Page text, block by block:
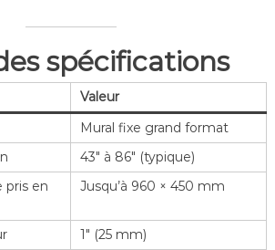
spécifications
Valeur
Mural fixe grand format
43″ à 86″ (typique)
pris en
Jusqu’à 960 × 450 mm
1″ (25 mm)